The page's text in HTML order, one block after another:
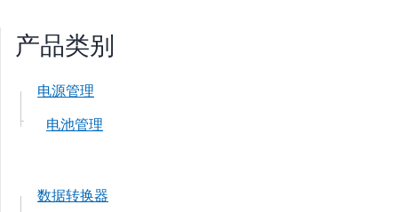
产品类别
电源管理
电池管理
数据转换器